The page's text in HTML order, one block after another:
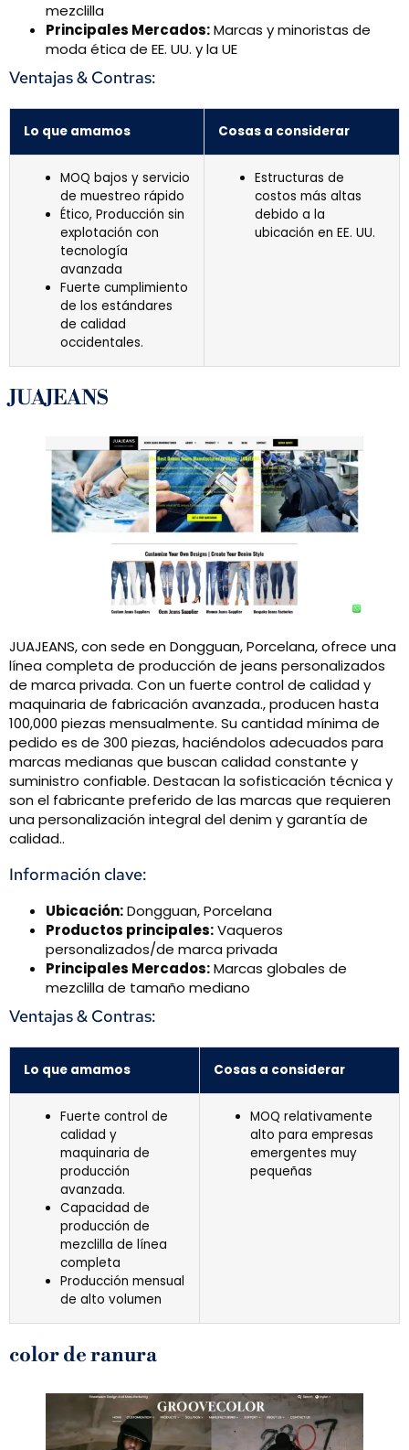
mezclilla
Principales Mercados:Marcas y minoristas de
moda ética de EE. UU. y la UE
Ventajas & Contras:
Lo que amamos Cosas a considerar
MOQ bajos y servicio
de muestreo rápido
Ético, Producción sin
explotación con
tecnología
avanzada
Fuerte cumplimiento
de los estándares
de calidad
occidentales.
Estructuras de
costos más altas
debido a la
ubicación en EE. UU.
JUAJEANS
JUAJEANS, con sede en Dongguan, Porcelana, ofrece una
línea completa de producción de jeans personalizados
de marca privada. Con un fuerte control de calidad y
maquinaria de fabricación avanzada., producen hasta
100,000 piezas mensualmente. Su cantidad mínima de
pedido es de 300 piezas, haciéndolos adecuados para
marcas medianas que buscan calidad constante y
suministro confiable. Destacan la sofisticación técnica y
son el fabricante preferido de las marcas que requieren
una personalización integral del denim y garantía de
calidad..
Información clave:
Ubicación:Dongguan, Porcelana
Productos principales:Vaqueros
personalizados/de marca privada
Principales Mercados:Marcas globales de
mezclilla de tamaño mediano
Ventajas & Contras:
Lo que amamos Cosas a considerar
Fuerte control de
calidad y
maquinaria de
producción
avanzada.
Capacidad de
producción de
mezclilla de línea
completa
Producción mensual
de alto volumen
MOQ relativamente
alto para empresas
emergentes muy
pequeñas
color de ranura